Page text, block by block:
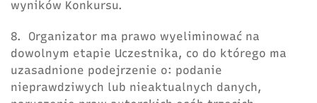
wyników Konkursu.
8. Organizator ma prawo wyeliminować na
dowolnym etapie Uczestnika, co do którego ma
uzasadnione podejrzenie o: podanie
nieprawdziwych lub nieaktualnych danych,